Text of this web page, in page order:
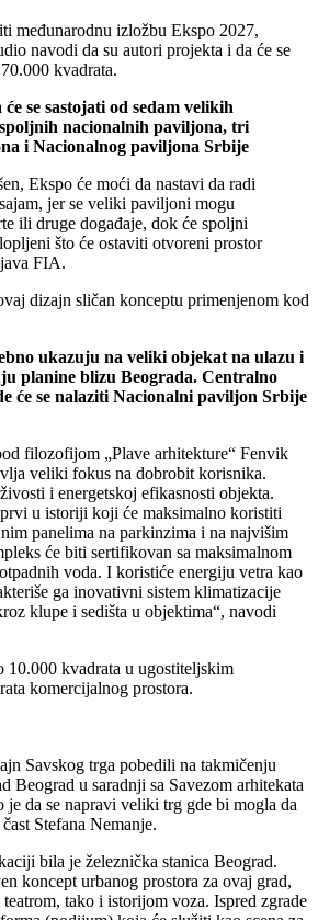
međunarodnu izložbu Ekspo 2027,
navodi da su autori projekta i da će se
kvadrata.
se sastojati od sedam velikih
nacionalnih paviljona, tri
i Nacionalnog paviljona Srbije
Ekspo će moći da nastavi da radi
jer se veliki paviljoni mogu
ili druge događaje, dok će spoljni
što će ostaviti otvoreni prostor
FIA.
dizajn sličan konceptu primenjenom kod
ukazuju na veliki objekat na ulazu i
planine blizu Beograda. Centralno
će se nalaziti Nacionalni paviljon Srbije
filozofijom „Plave arhitekture“ Fenvik
veliki fokus na dobrobit korisnika.
i energetskoj efikasnosti objekta.
u istoriji koji će maksimalno koristiti
panelima na parkinzima i na najvišim
će biti sertifikovan sa maksimalnom
voda. I koristiće energiju vetra kao
ga inovativni sistem klimatizacije
klupe i sedišta u objektima“, navodi
10.000 kvadrata u ugostiteljskim
komercijalnog prostora.
Savskog trga pobedili na takmičenju
Beograd u saradnji sa Savezom arhitekata
da se napravi veliki trg gde bi mogla da
Stefana Nemanje.
bila je železnička stanica Beograd.
koncept urbanog prostora za ovaj grad,
tako i istorijom voza. Ispred zgrade